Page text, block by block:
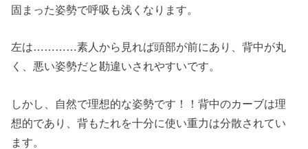
固まった姿勢で呼吸も浅くなります。
左は…………素人から見れば頭部が前にあり、背中が丸
く、悪い姿勢だと勘違いされやすいです。
しかし、自然で理想的な姿勢です！！背中のカーブは理
想的であり、背もたれを十分に使い重力は分散されてい
ます。